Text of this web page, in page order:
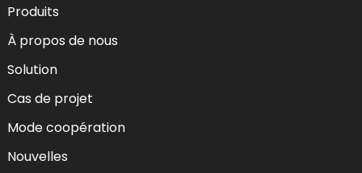
Produits
À propos de nous
Solution
Cas de projet
Mode coopération
Nouvelles